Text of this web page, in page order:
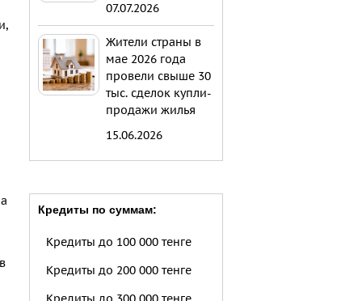
07.07.2026
Жители страны в
мае 2026 года
провели свыше 30
тыс. сделок купли-
продажи жилья
15.06.2026
Кредиты по суммам:
Кредиты до 100 000 тенге
Кредиты до 200 000 тенге